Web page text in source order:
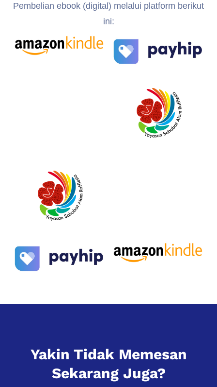
Pembelian ebook (digital) melalui platform berikut
ini:
Yakin Tidak Memesan
Sekarang Juga?